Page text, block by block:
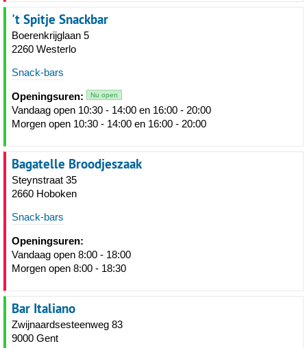
't Spitje Snackbar
Boerenkrijglaan 5
2260 Westerlo
Snack-bars
Openingsuren: Nu open
Vandaag open 10:30 - 14:00 en 16:00 - 20:00
Morgen open 10:30 - 14:00 en 16:00 - 20:00
Bagatelle Broodjeszaak
Steynstraat 35
2660 Hoboken
Snack-bars
Openingsuren:
Vandaag open 8:00 - 18:00
Morgen open 8:00 - 18:30
Bar Italiano
Zwijnaardsesteenweg 83
9000 Gent